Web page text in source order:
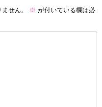
せん。 ※ が付いている欄は必